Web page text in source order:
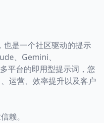
也是一个社区驱动的提示
、Gemini、
平台的即用型提示词，您
运营、效率提升以及客户
赖。